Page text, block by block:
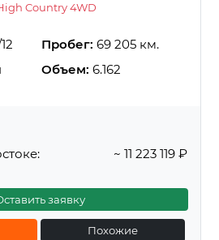
Country 4WD
Пробег: 69 205 км.
Объем: 6.162
~ 11 223 119 ₽
заявку
Похожие